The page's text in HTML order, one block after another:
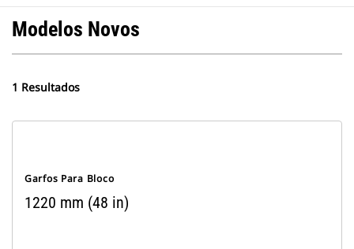
Modelos Novos
1 Resultados
Garfos Para Bloco
1220 mm (48 in)